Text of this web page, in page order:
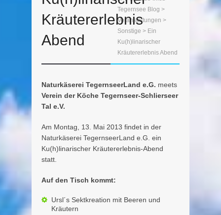
Kräutererlebnis
Abend
Tegernsee Blog >
Veranstaltungen >
Sonstige > Ein
Ku(h)linarischer
Kräutererlebnis Abend
Naturkäserei TegernseerLand e.G. meets
Verein der Köche Tegernseer-Schlierseer
Tal e.V.
Am Montag, 13. Mai 2013 findet in der
Naturkäserei TegernseerLand e.G. ein
Ku(h)linarischer Kräutererlebnis-Abend
statt.
Auf den Tisch kommt:
Ursl´s Sektkreation mit Beeren und
Kräutern